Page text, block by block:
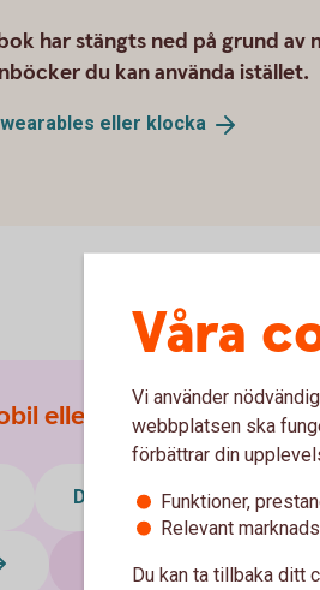
har stängts ned på grund av
du kan använda istället.
eller klocka
eller klocka
DigiSeq
Swedbank plånbok
Våra
Vi använder
webbplatsen ska
förbättrar din
Funktioner,
Relevant
Du kan ta tillbaka ditt